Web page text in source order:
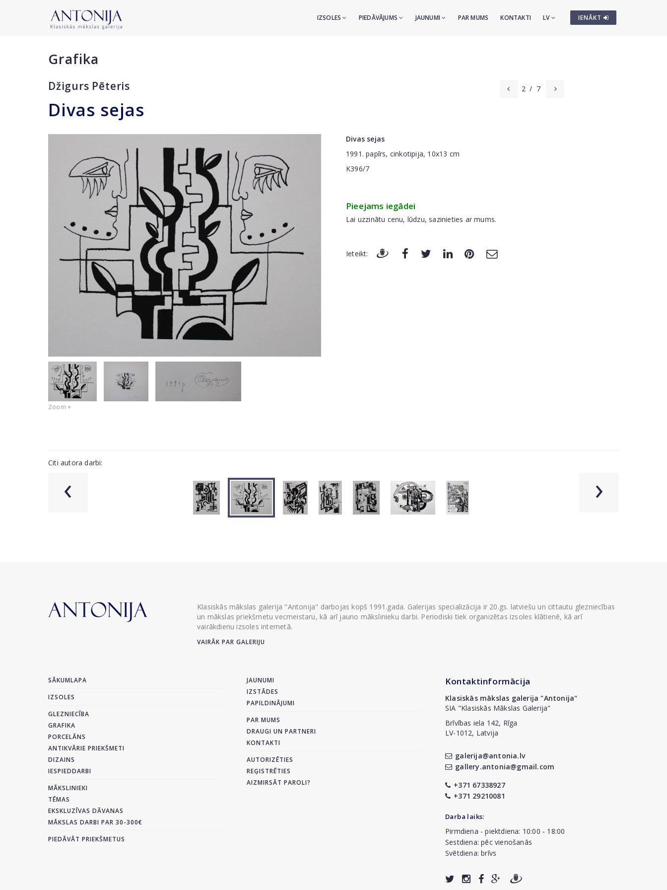
IENĀKT
IZSOLES PIEDĀVĀJUMS JAUNUMI PAR MUMS KONTAKTI LV
Grafika
Džigurs Pēteris 2 / 7
Divas sejas
Zoom +
Divas sejas
1991. papīrs, cinkotipija, 10x13 cm
K396/7
Pieejams iegādei
Lai uzzinātu cenu, lūdzu, sazinieties ar mums.
Ieteikt:
Citi autora darbi:
‹ ›
Klasiskās mākslas galerija "Antonija" darbojas kopš 1991.gada. Galerijas specializācija ir 20.gs. latviešu un cittautu glezniecības
un mākslas priekšmetu vecmeistaru, kā arī jauno mākslinieku darbi. Periodiski tiek organizētas izsoles klātienē, kā arī
vairākdienu izsoles internetā.
VAIRĀK PAR GALERIJU
SĀKUMLAPA
IZSOLES
GLEZNIECĪBA
GRAFIKA
PORCELĀNS
ANTIKVĀRIE PRIEKŠMETI
DIZAINS
IESPIEDDARBI
MĀKSLINIEKI
TĒMAS
EKSKLUZĪVAS DĀVANAS
MĀKSLAS DARBI PAR 30-300€
PIEDĀVĀT PRIEKŠMETUS
JAUNUMI
IZSTĀDES
PAPILDINĀJUMI
PAR MUMS
DRAUGI UN PARTNERI
KONTAKTI
AUTORIZĒTIES
REĢISTRĒTIES
AIZMIRSĀT PAROLI?
Kontaktinformācija
Klasiskās mākslas galerija "Antonija"
SIA "Klasiskās Mākslas Galerija"
Brīvības iela 142, Rīga
LV-1012, Latvija
galerija@antonia.lv
gallery.antonia@gmail.com
+371 67338927
+371 29210081
Darba laiks:
Pirmdiena - piektdiena: 10:00 - 18:00
Sestdiena: pēc vienošanās
Svētdiena: brīvs